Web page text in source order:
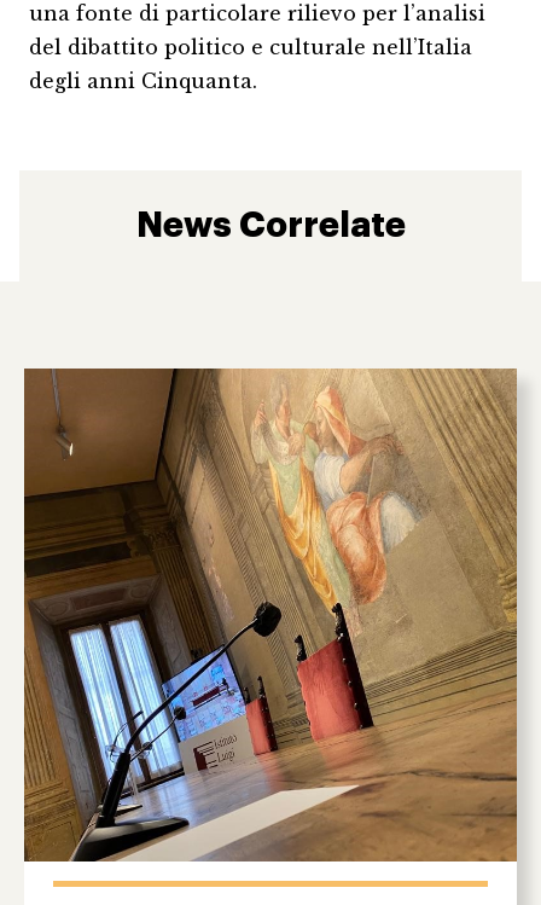
una fonte di particolare rilievo per l’analisi
del dibattito politico e culturale nell’Italia
degli anni Cinquanta.
News Correlate